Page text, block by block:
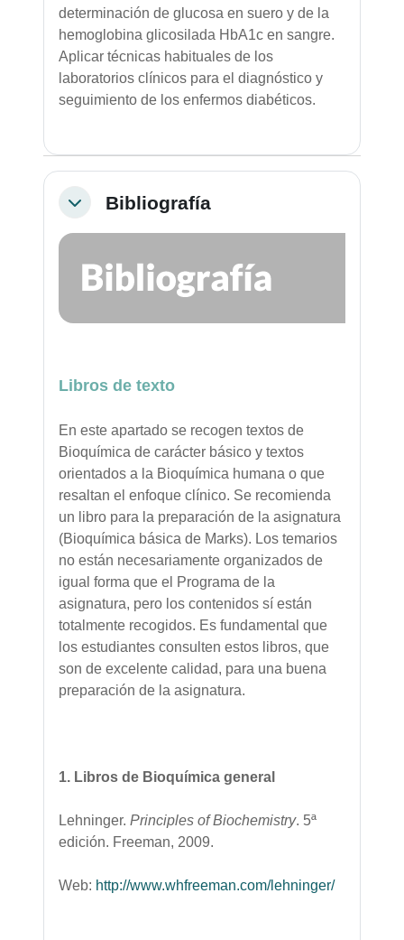
determinación de glucosa en suero y de la
hemoglobina glicosilada HbA1c en sangre.
Aplicar técnicas habituales de los
laboratorios clínicos para el diagnóstico y
seguimiento de los enfermos diabéticos.
ColapsarBibliografía
Libros de texto
En este apartado se recogen textos de
Bioquímica de carácter básico y textos
orientados a la Bioquímica humana o que
resaltan el enfoque clínico. Se recomienda
un libro para la preparación de la asignatura
(Bioquímica básica de Marks). Los temarios
no están necesariamente organizados de
igual forma que el Programa de la
asignatura, pero los contenidos sí están
totalmente recogidos. Es fundamental que
los estudiantes consulten estos libros, que
son de excelente calidad, para una buena
preparación de la asignatura.
1. Libros de Bioquímica general
Lehninger. Principles of Biochemistry. 5ª
edición. Freeman, 2009.
Web: http://www.whfreeman.com/lehninger/